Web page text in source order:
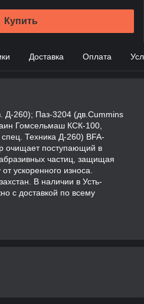
Купить
Доставка Оплата
Д-260); Паз-3204 (дв.Cummins
Гомсельмаш КСК-100,
Техника Д-260) BFA-
очищает поступающий в
частиц, защищая
ускоренного износа.
В наличии в Усть-
с доставкой по всему